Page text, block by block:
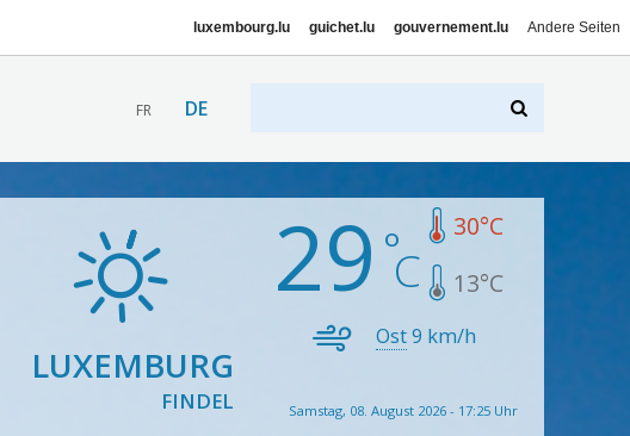
luxembourg.lu guichet.lu gouvernement.lu Andere Seiten
FR DE
LUXEMBURG
FINDEL
29 30°C
13°C
Ost9 km/h
Samstag, 08. August 2026 - 17:25 Uhr